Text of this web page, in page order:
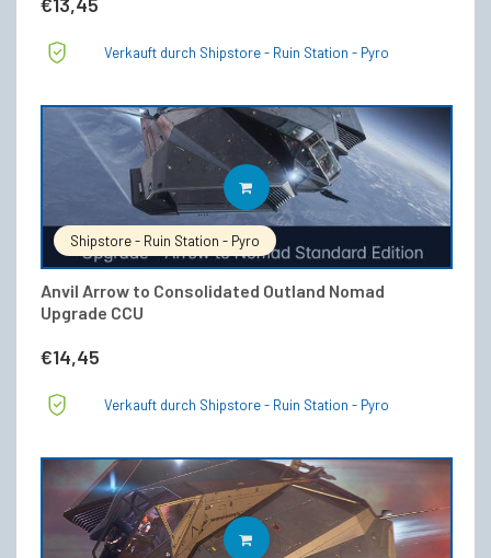
Verkauft durch Shipstore - Ruin Station - Pyro
Shipstore - Ruin Station - Pyro
Anvil Arrow to Consolidated Outland Nomad
Upgrade CCU
€14,45
IN DEN WARENKORB
Verkauft durch Shipstore - Ruin Station - Pyro
IN DEN WARENKORB